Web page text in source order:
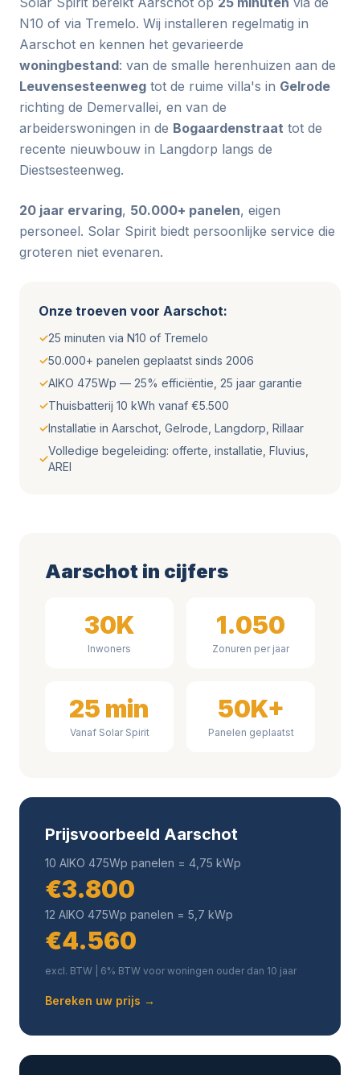
N10 of via Tremelo. Wij installeren regelmatig in
Aarschot en kennen het gevarieerde
woningbestand: van de smalle herenhuizen aan de
Leuvensesteenweg tot de ruime villa's in Gelrode
richting de Demervallei, en van de
arbeiderswoningen in de Bogaardenstraat tot de
recente nieuwbouw in Langdorp langs de
Diestsesteenweg.
20 jaar ervaring, 50.000+ panelen, eigen
personeel. Solar Spirit biedt persoonlijke service die
groteren niet evenaren.
Onze troeven voor Aarschot:
✓25 minuten via N10 of Tremelo
✓50.000+ panelen geplaatst sinds 2006
✓AIKO 475Wp — 25% efficiëntie, 25 jaar garantie
✓Thuisbatterij 10 kWh vanaf €5.500
✓Installatie in Aarschot, Gelrode, Langdorp, Rillaar
✓
Volledige begeleiding: offerte, installatie, Fluvius,
AREI
Aarschot in cijfers
30K
Inwoners
1.050
Zonuren per jaar
25 min
Vanaf Solar Spirit
50K+
Panelen geplaatst
Prijsvoorbeeld Aarschot
10 AIKO 475Wp panelen = 4,75 kWp
€3.800
12 AIKO 475Wp panelen = 5,7 kWp
€4.560
excl. BTW | 6% BTW voor woningen ouder dan 10 jaar
Bereken uw prijs →